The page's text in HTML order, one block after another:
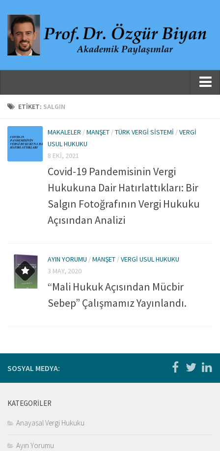
Ana Sayfa
Özgeçmiş
Yayınlanmış Çalışmalar
Danışmanlıklar, Jüri Üyelikleri ve Atıflar
Makaleler
For Englısh
Yasal Uyarı
ETIKET: SALGIN
MAKALELER /MANŞET /TÜRK VERGI SISTEMI /VERGI
USUL HUKUKU
8 EKI, 2021
Covid-19 Pandemisinin Vergi
Hukukuna Dair Hatırlattıkları: Bir
Salgın Fotoğrafının Vergi Hukuku
Açısından Analizi
AYIN YORUMU /MANŞET /VERGI USUL HUKUKU
3 MAY, 2020
“Mali Hukuk Açısından Mücbir
Sebep” Çalışmamız Yayınlandı.
SOSYAL MEDYA:
KATEGORILER
Anayasal Vergi Hukuku
Ayın Yorumu